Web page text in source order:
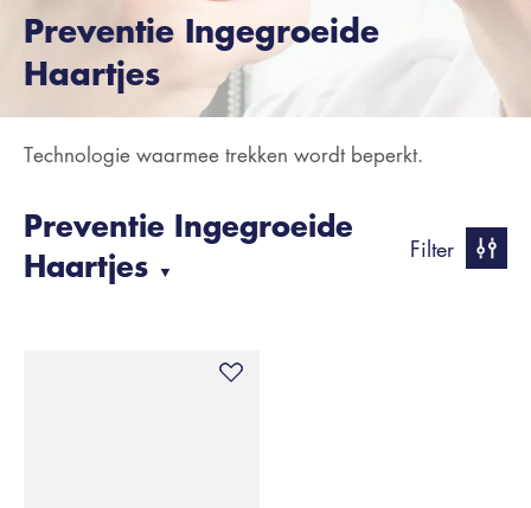
Preventie Ingegroeide
Haartjes
Technologie waarmee trekken wordt beperkt.
Preventie Ingegroeide
Haartjes ▼
Filter